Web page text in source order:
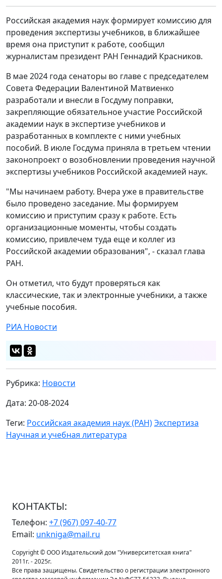
Российская академия наук формирует комиссию для
проведения экспертизы учебников, в ближайшее
время она приступит к работе, сообщил
журналистам президент РАН Геннадий Красников.
В мае 2024 года сенаторы во главе с председателем
Совета Федерации Валентиной Матвиенко
разработали и внесли в Госдуму поправки,
закрепляющие обязательное участие Российской
академии наук в экспертизе учебников и
разработанных в комплекте с ними учебных
пособий. В июле Госдума приняла в третьем чтении
законопроект о возобновлении проведения научной
экспертизы учебников Российской академией наук.
"Мы начинаем работу. Вчера уже в правительстве
было проведено заседание. Мы формируем
комиссию и приступим сразу к работе. Есть
организационные моменты, чтобы создать
комиссию, привлечем туда еще и коллег из
Российской академии образования", - сказал глава
РАН.
Он отметил, что будут проверяться как
классические, так и электронные учебники, а также
учебные пособия.
РИА Новости
Рубрика: Новости
Дата: 20-08-2024
Теги: Российская академия наук (РАН)Экспертиза
Научная и учебная литература
КОНТАКТЫ:
Телефон: +7 (967) 097-40-77
Email: unkniga@mail.ru
Copyright © ООО Издательский дом "Университетская книга"
2011г. - 2025г.
Все права защищены. Свидетельство о регистрации электронного